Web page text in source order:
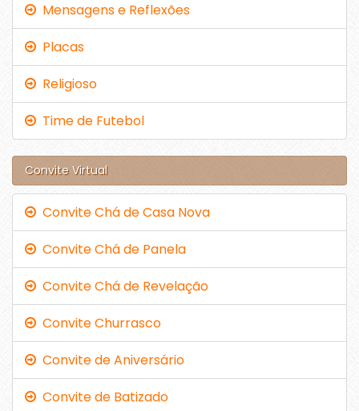
Mensagens e Reflexões
Placas
Religioso
Time de Futebol
Convite Virtual
Convite Chá de Casa Nova
Convite Chá de Panela
Convite Chá de Revelação
Convite Churrasco
Convite de Aniversário
Convite de Batizado